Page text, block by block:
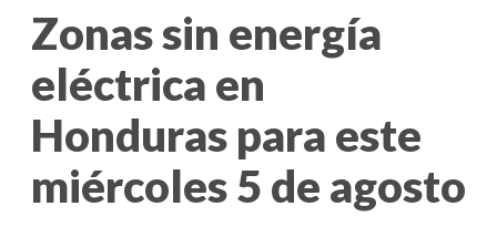
Zonas sin energía
eléctrica en
Honduras para este
miércoles 5 de agosto